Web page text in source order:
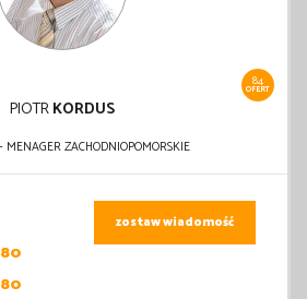
84
OFERT
PIOTRKORDUS
MENAGER ZACHODNIOPOMORSKIE
zostaw wiadomość